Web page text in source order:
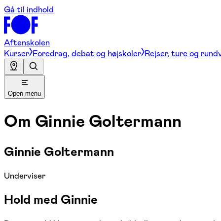
Gå til indhold
Aftenskolen
Kurser Foredrag, debat og højskoler Rejser, ture og
Open menu
Om Ginnie Goltermann
Ginnie Goltermann
Underviser
Hold med Ginnie